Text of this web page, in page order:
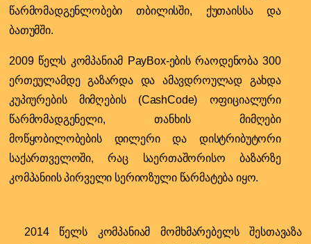
წარმომადგენლობები თბილისში, ქუთაისსა და
ბათუმში.
2009 წელს კომპანიამ PayBox-ების რაოდენობა 300
ერთეულამდე გაზარდა და ამავდროულად გახდა
კუპიურების მიმღების (CashCode) ოფიციალური
წარმომადგენელი, თანხის მიმღები
მოწყობილობების დილერი და დისტრიბუტორი
საქართველოში, რაც საერთაშორისო ბაზარზე
კომპანიის პირველი სერიოზული წარმატება იყო.
2014 წელს კომპანიამ მომხმარებელს შესთავაზა